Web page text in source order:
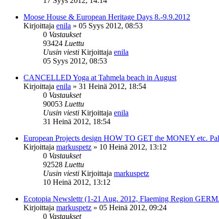
Moose House & European Heritage Days 8.-9.9.2012
Kirjoittaja enila » 05 Syys 2012, 08:53
0 Vastaukset
93424 Luettu
Uusin viesti Kirjoittaja enila
05 Syys 2012, 08:53
CANCELLED Yoga at Tahmela beach in August
Kirjoittaja enila » 31 Heinä 2012, 18:54
0 Vastaukset
90053 Luettu
Uusin viesti Kirjoittaja enila
31 Heinä 2012, 18:54
European Projects design HOW TO GET the MONEY etc.
Kirjoittaja markuspetz » 10 Heinä 2012, 13:12
0 Vastaukset
92528 Luettu
Uusin viesti Kirjoittaja markuspetz
10 Heinä 2012, 13:12
Ecotopia Newslettr (1-21 Aug. 2012, Flaeming Region
Kirjoittaja markuspetz » 05 Heinä 2012, 09:24
0 Vastaukset